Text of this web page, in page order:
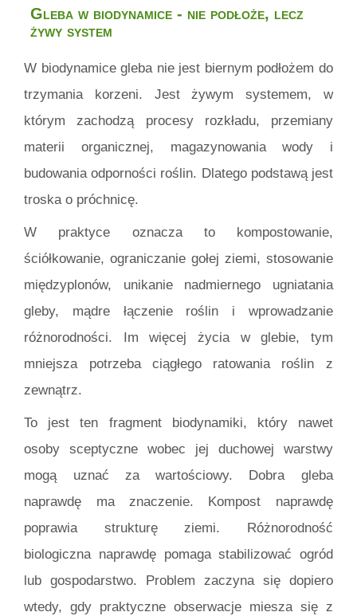
Gleba w biodynamice - nie podłoże, lecz
żywy system
W biodynamice gleba nie jest biernym podłożem do
trzymania korzeni. Jest żywym systemem, w
którym zachodzą procesy rozkładu, przemiany
materii organicznej, magazynowania wody i
budowania odporności roślin. Dlatego podstawą jest
troska o próchnicę.
W praktyce oznacza to kompostowanie,
ściółkowanie, ograniczanie gołej ziemi, stosowanie
międzyplonów, unikanie nadmiernego ugniatania
gleby, mądre łączenie roślin i wprowadzanie
różnorodności. Im więcej życia w glebie, tym
mniejsza potrzeba ciągłego ratowania roślin z
zewnątrz.
To jest ten fragment biodynamiki, który nawet
osoby sceptyczne wobec jej duchowej warstwy
mogą uznać za wartościowy. Dobra gleba
naprawdę ma znaczenie. Kompost naprawdę
poprawia strukturę ziemi. Różnorodność
biologiczna naprawdę pomaga stabilizować ogród
lub gospodarstwo. Problem zaczyna się dopiero
wtedy, gdy praktyczne obserwacje miesza się z